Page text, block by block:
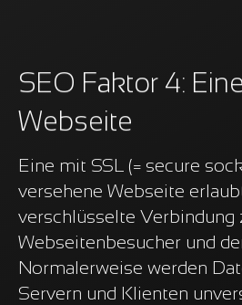
SEO Faktor 4:
Webseite
Eine mit SSL (= secure
versehene Webseite
verschlüsselte Verbindung
Webseitenbesucher und
Normalerweise werden
Servern und Klienten